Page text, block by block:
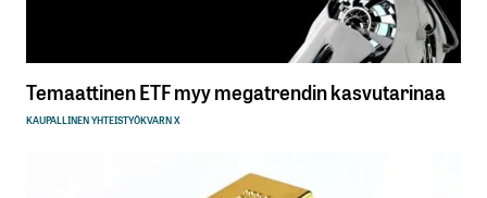
Temaattinen ETF myy megatrendin kasvutarinaa
KAUPALLINEN YHTEISTYÖKVARN X